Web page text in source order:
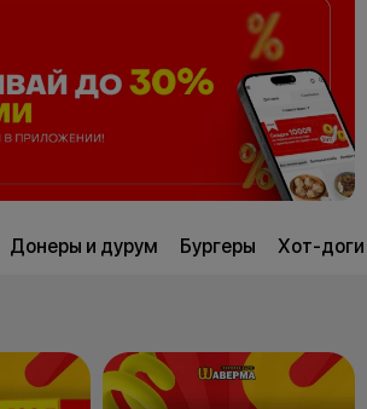
Донеры и дурум Бургеры Хот-доги